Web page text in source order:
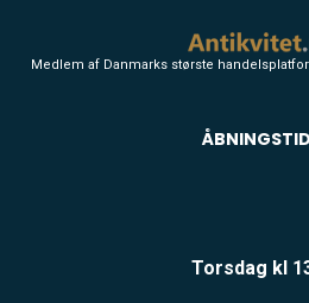
Medlem af Danmarks største
Torsdag kl